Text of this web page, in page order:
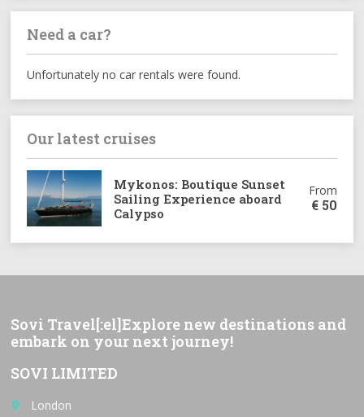
Need a car?
Unfortunately no car rentals were found.
Our latest cruises
Mykonos: Boutique Sunset
Sailing Experience aboard
Calypso
From
€ 50
Sovi Travel[:el]Explore new destinations and
embark on your next journey!
SOVI LIMITED
place London